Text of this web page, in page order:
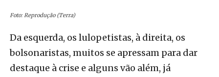
Foto: Reprodução (Terra)
Da esquerda, os lulopetistas, à direita, os
bolsonaristas, muitos se apressam para dar
destaque à crise e alguns vão além, já